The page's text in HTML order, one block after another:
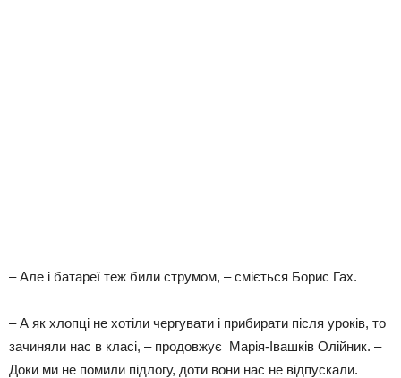
– Але і батареї теж били струмом, – сміється Борис Гах.
– А як хлопці не хотіли чергувати і прибирати після уроків, то
зачиняли нас в класі, – продовжує Марія-Івашків Олійник. –
Доки ми не помили підлогу, доти вони нас не відпускали.